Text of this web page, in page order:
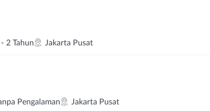
2 Tahun Jakarta Pusat
Pengalaman Jakarta Pusat